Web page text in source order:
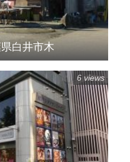
白井市木
6 views